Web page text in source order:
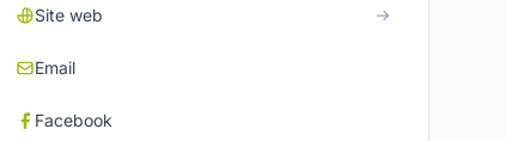
Site web
Email
Facebook